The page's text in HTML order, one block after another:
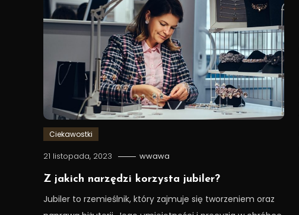
Ciekawostki
21 listopada, 2023 wwawa
Z jakich narzędzi korzysta jubiler?
Jubiler to rzemieślnik, który zajmuje się tworzeniem oraz